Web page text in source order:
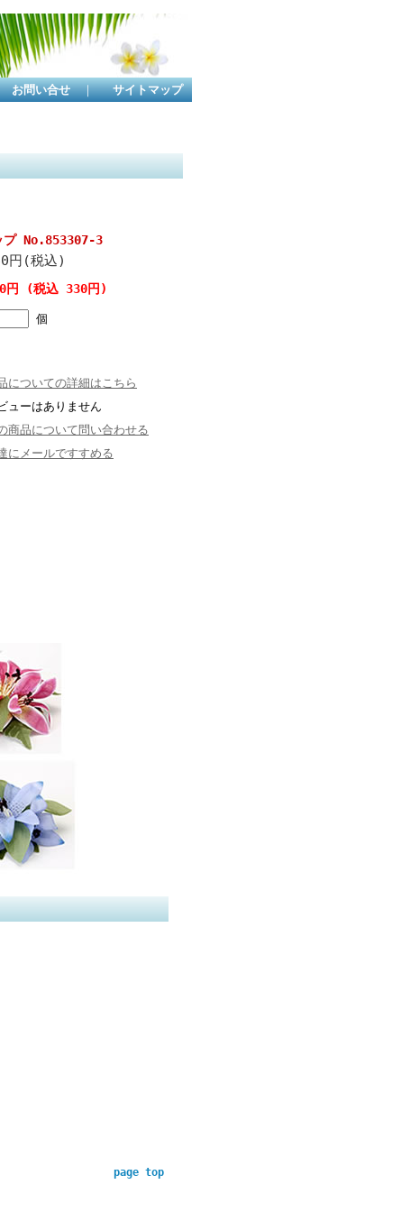
お問い合せ ｜ サイトマップ
プ No.853307-3
円(税込)
円 (税込 330円)
個
についての詳細はこちら
ューはありません
商品について問い合わせる
にメールですすめる
page top